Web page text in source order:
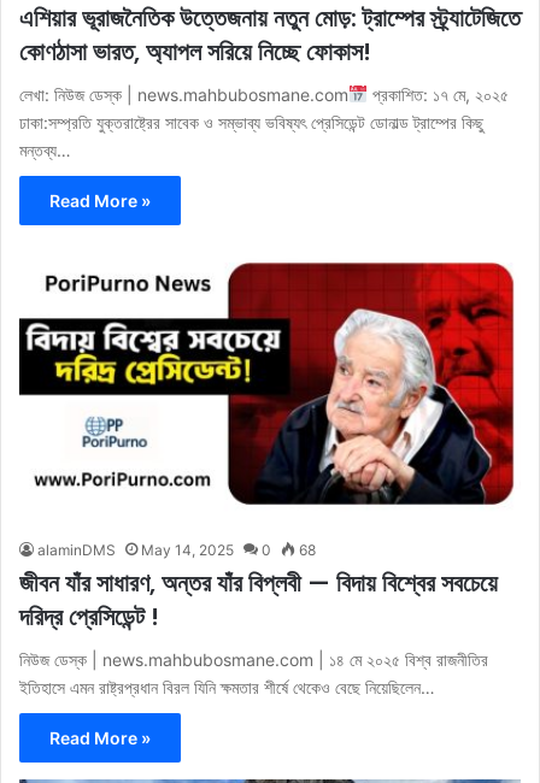
এশিয়ার ভূরাজনৈতিক উত্তেজনায় নতুন মোড়: ট্রাম্পের স্ট্র্যাটেজিতে
কোণঠাসা ভারত, অ্যাপল সরিয়ে নিচ্ছে ফোকাস!
লেখা: নিউজ ডেস্ক | news.mahbubosmane.com
প্রকাশিত: ১৭ মে, ২০২৫
ঢাকা:সম্প্রতি যুক্তরাষ্ট্রের সাবেক ও সম্ভাব্য ভবিষ্যৎ প্রেসিডেন্ট ডোনাল্ড ট্রাম্পের কিছু
মন্তব্য…
Read More »
alaminDMS May 14, 2025 0 68
জীবন যাঁর সাধারণ, অন্তর যাঁর বিপ্লবী — বিদায় বিশ্বের সবচেয়ে
দরিদ্র প্রেসিডেন্ট !
নিউজ ডেস্ক | news.mahbubosmane.com | ১৪ মে ২০২৫ বিশ্ব রাজনীতির
ইতিহাসে এমন রাষ্ট্রপ্রধান বিরল যিনি ক্ষমতার শীর্ষে থেকেও বেছে নিয়েছিলেন…
Read More »